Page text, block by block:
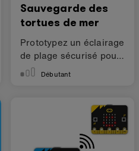
Sauvegarde des
tortues de mer
Prototypez un éclairage
de plage sécurisé pour
les tortues
Débutant